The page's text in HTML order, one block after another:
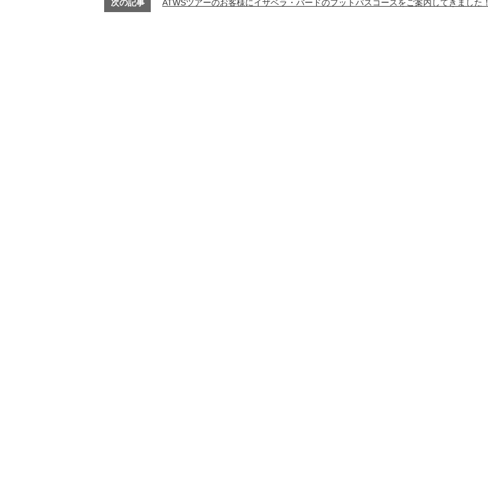
次の記事 ATWSツアーのお客様にイザベラ・バードのフットパスコースをご案内してきました！